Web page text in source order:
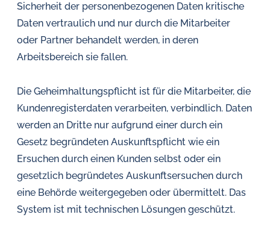
Sicherheit der personenbezogenen Daten kritische
Daten vertraulich und nur durch die Mitarbeiter
oder Partner behandelt werden, in deren
Arbeitsbereich sie fallen.
Die Geheimhaltungspflicht ist für die Mitarbeiter, die
Kundenregisterdaten verarbeiten, verbindlich. Daten
werden an Dritte nur aufgrund einer durch ein
Gesetz begründeten Auskunftspflicht wie ein
Ersuchen durch einen Kunden selbst oder ein
gesetzlich begründetes Auskunftsersuchen durch
eine Behörde weitergegeben oder übermittelt. Das
System ist mit technischen Lösungen geschützt.